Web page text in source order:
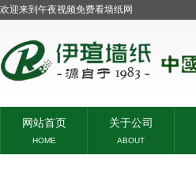
欢迎来到午夜视频免费看墙纸网
网站首页
HOME
关于公司
ABOUT